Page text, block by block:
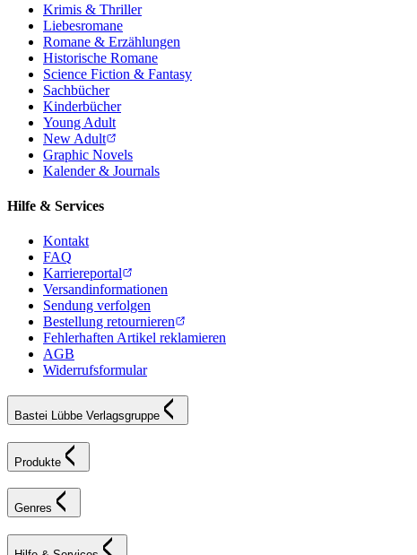
Krimis & Thriller
Liebesromane
Romane & Erzählungen
Historische Romane
Science Fiction & Fantasy
Sachbücher
Kinderbücher
Young Adult
New Adult
Graphic Novels
Kalender & Journals
Hilfe & Services
Kontakt
FAQ
Karriereportal
Versandinformationen
Sendung verfolgen
Bestellung retournieren
Fehlerhaften Artikel reklamieren
AGB
Widerrufsformular
Bastei Lübbe Verlagsgruppe
Produkte
Genres